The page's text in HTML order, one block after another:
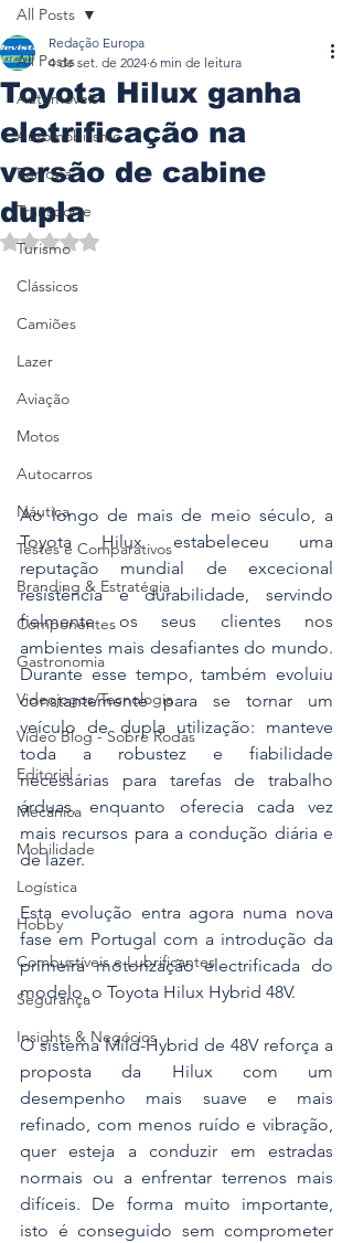
All Posts
Automóveis
Automobilismo
Ferrovia
Transporte
Turismo
Clássicos
Camiões
Lazer
Aviação
Motos
Autocarros
Náutica
Testes e Comparativos
Branding & Estratégia
Componentes
Gastronomia
Videojogos/Tecnologia
Vídeo Blog - Sobre Rodas
Editorial
Mecânica
Mobilidade
Logística
Hobby
Combustíveis e Lubrificantes
Segurança
Insights & Negócios
All Posts
Toyota Hilux ganha
eletrificação na
versão de cabine
dupla
Redação Europa
4 de set. de 2024 6 min de leitura
Avaliado com NaN de 5 estrelas.
Ao longo de mais de meio século, a
Toyota Hilux estabeleceu uma
reputação mundial de excecional
resistência e durabilidade, servindo
fielmente os seus clientes nos
ambientes mais desafiantes do mundo.
Durante esse tempo, também evoluiu
constantemente para se tornar um
veículo de dupla utilização: manteve
toda a robustez e fiabilidade
necessárias para tarefas de trabalho
árduas, enquanto oferecia cada vez
mais recursos para a condução diária e
de lazer.
Esta evolução entra agora numa nova
fase em Portugal com a introdução da
primeira motorização electrificada do
modelo, o Toyota Hilux Hybrid 48V.
O sistema Mild-Hybrid de 48V reforça a
proposta da Hilux com um
desempenho mais suave e mais
refinado, com menos ruído e vibração,
quer esteja a conduzir em estradas
normais ou a enfrentar terrenos mais
difíceis. De forma muito importante,
isto é conseguido sem comprometer